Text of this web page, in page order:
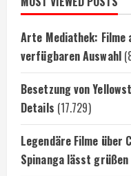
Arte Mediathek: Filme
verfügbaren Auswahl
Besetzung von
Details (17.729)
Legendäre Filme über
Spinanga lässt grüßen